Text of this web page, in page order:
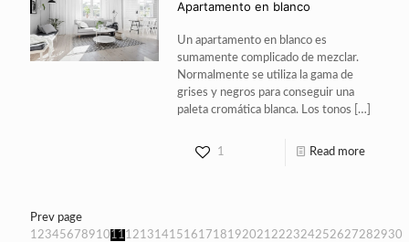
Apartamento en blanco
Un apartamento en blanco es
sumamente complicado de mezclar.
Normalmente se utiliza la gama de
grises y negros para conseguir una
paleta cromática blanca. Los tonos
[…]
1 Read more
Prev page
123456 789101112131415161718192021222324252627282930